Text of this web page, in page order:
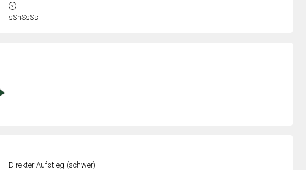
Direkter Aufstieg (schwer)
sSnSsSs